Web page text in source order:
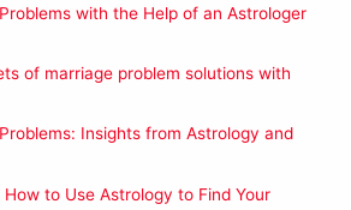
with the Help of an Astrologer
of marriage problem solutions with
Insights from Astrology and
to Use Astrology to Find Your